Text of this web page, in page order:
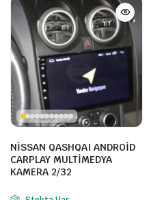
NİSSAN QASHQAI ANDROİD
CARPLAY MULTİMEDYA
KAMERA 2/32